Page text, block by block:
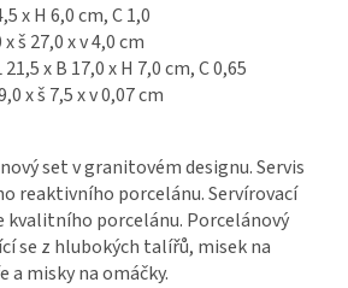
x H 6,0 cm, C 1,0
š 27,0 x v 4,0 cm
21,5 x B 17,0 x H 7,0 cm, C 0,65
x š 7,5 x v 0,07 cm
set v granitovém designu. Servis
reaktivního porcelánu. Servírovací
kvalitního porcelánu. Porcelánový
se z hlubokých talířů, misek na
misky na omáčky.